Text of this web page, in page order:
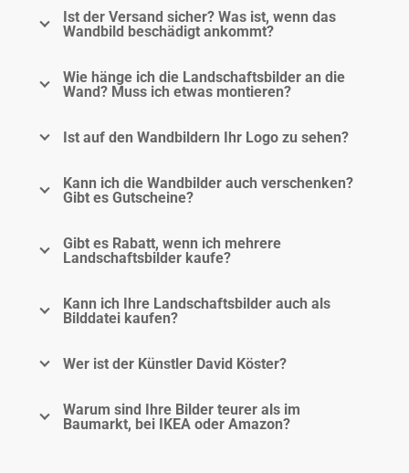
Ist der Versand sicher? Was ist, wenn das
Wandbild beschädigt ankommt?
Wie hänge ich die Landschaftsbilder an die
Wand? Muss ich etwas montieren?
Ist auf den Wandbildern Ihr Logo zu sehen?
Kann ich die Wandbilder auch verschenken?
Gibt es Gutscheine?
Gibt es Rabatt, wenn ich mehrere
Landschaftsbilder kaufe?
Kann ich Ihre Landschaftsbilder auch als
Bilddatei kaufen?
Wer ist der Künstler David Köster?
Warum sind Ihre Bilder teurer als im
Baumarkt, bei IKEA oder Amazon?